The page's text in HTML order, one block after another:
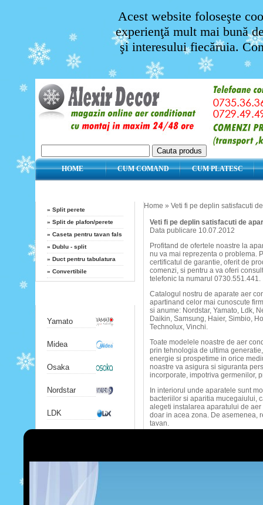
Acest website foloseşte
experienţă mult mai bună
şi interesului fiecăruia.
HOME CUM COMAND CUM PLATESC
» Split perete
» Split de plafon/perete
» Caseta pentru tavan fals
» Dublu - split
» Duct pentru tabulatura
» Convertibile
Yamato
Midea
Osaka
Nordstar
LDK
Home » Veti fi pe deplin satisfacuti
Veti fi pe deplin satisfacuti de
Data publicare 10.07.2012
Profitand de ofertele noastre la
nu va mai reprezenta o problema.
certificatul de garantie, oferit de
comenzi, si pentru a va oferi
telefonic la numarul 0730.551.441.
Catalogul nostru de aparate aer
apartinand celor mai cunoscute
si anume: Nordstar, Yamato, Ldk,
Daikin, Samsung, Haier, Simbio,
Technolux, Vinchi.
Toate modelele noastre de aer
prin tehnologia de ultima
energie si prospetime in orice
noastre va asigura si siguranta
incorporate, impotriva germenilor,
In interiorul unde aparatele sunt
bacteriilor si aparitia mucegaiului,
alegeti instalarea aparatului de
doar in acea zona. De asemenea,
tavan.